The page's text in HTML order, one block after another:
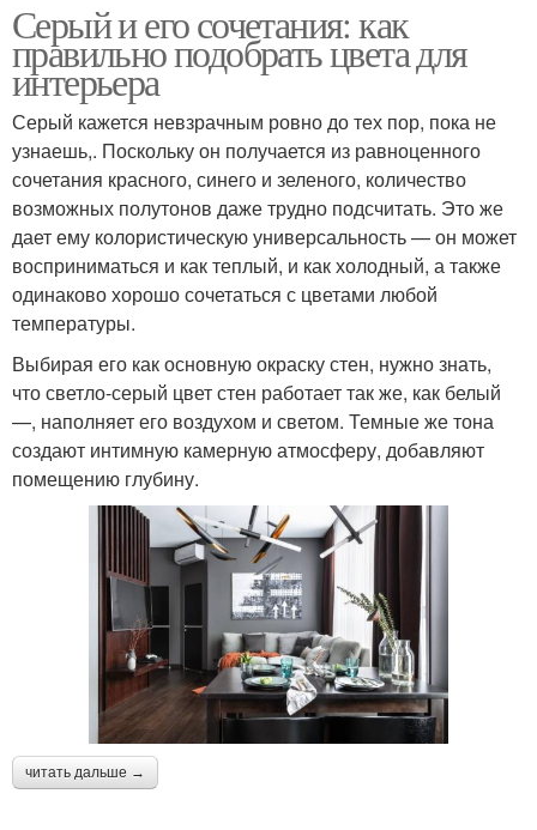
Серый и его сочетания: как
правильно подобрать цвета для
интерьера
Серый кажется невзрачным ровно до тех пор, пока не
узнаешь,. Поскольку он получается из равноценного
сочетания красного, синего и зеленого, количество
возможных полутонов даже трудно подсчитать. Это же
дает ему колористическую универсальность — он может
восприниматься и как теплый, и как холодный, а также
одинаково хорошо сочетаться с цветами любой
температуры.
Выбирая его как основную окраску стен, нужно знать,
что светло-серый цвет стен работает так же, как белый
—, наполняет его воздухом и светом. Темные же тона
создают интимную камерную атмосферу, добавляют
помещению глубину.
читать дальше →